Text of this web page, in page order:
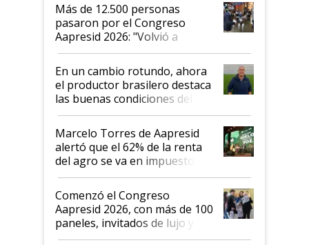
Más de 12.500 personas
pasaron por el Congreso
Aapresid 2026: "Volvió a
demostrar que hablar del
suelo es hablar de todo el
sistema productivo"
En un cambio rotundo, ahora
el productor brasilero destaca
las buenas condiciones del
agro argentino para invertir:
"Los veo más motivados"
Marcelo Torres de Aapresid
alertó que el 62% de la renta
del agro se va en impuestos:
"No es bueno que en
Argentina se sigan discutiendo
las mismas cosas de hace 50
años"
Comenzó el Congreso
Aapresid 2026, con más de 100
paneles, invitados de lujo y
todas las tendencias